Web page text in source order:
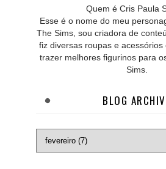
Quem é Cris Paula
Esse é o nome do meu
The Sims, sou criadora de
fiz diversas roupas e
trazer melhores figurinos para
Sims.
BLOG